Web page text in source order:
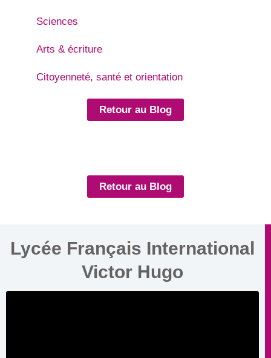
Sciences
Arts & écriture
Citoyenneté, santé et orientation
Retour au Blog
Retour au Blog
Lycée Français International
Victor Hugo